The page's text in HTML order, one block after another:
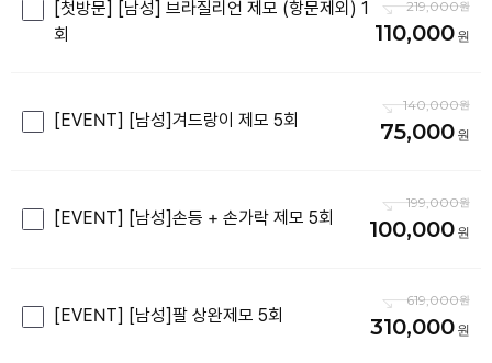
[첫방문] [남성] 브라질리언 제모 (항문제외) 1
회
219,000
110,000
[EVENT] [남성]겨드랑이 제모 5회
140,000
75,000
[EVENT] [남성]손등 + 손가락 제모 5회
199,000
100,000
[EVENT] [남성]팔 상완제모 5회
619,000
310,000